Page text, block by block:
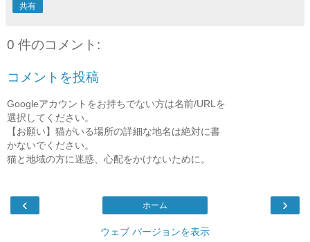
共有
0 件のコメント:
コメントを投稿
Googleアカウントをお持ちでない方は名前/URLを
選択してください。
【お願い】猫がいる場所の詳細な地名は絶対に書
かないでください。
猫と地域の方に迷惑、心配をかけないために。
‹ ›
ホーム
ウェブ バージョンを表示